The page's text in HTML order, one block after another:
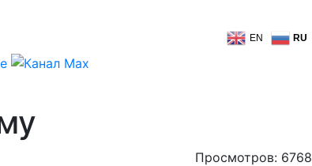
EN RU
Просмотров: 6768